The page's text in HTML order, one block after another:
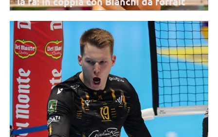
Claudia Scampoli non riuscirà a prendere parte all'Europeo.